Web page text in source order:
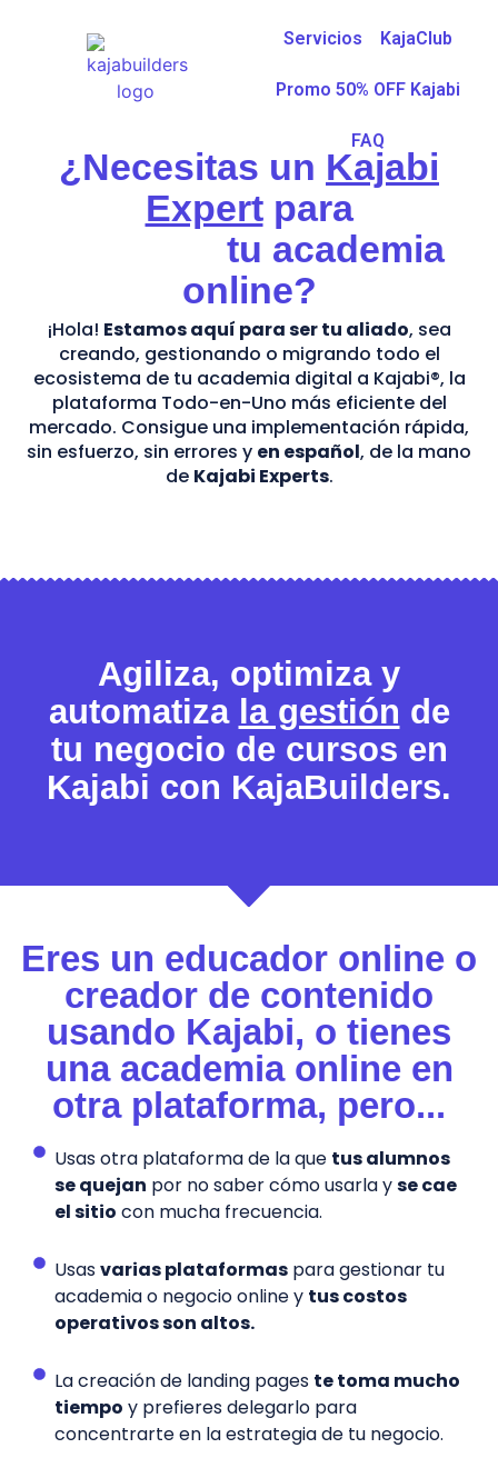
Servicios KajaClub
Promo 50% OFF Kajabi
FAQ
¿Necesitas un Kajabi
Expertpara
tu academia
online?
¡Hola! Estamos aquí para ser tu aliado, sea
creando, gestionando o migrando todo el
ecosistema de tu academia digital a Kajabi®, la
plataforma Todo-en-Uno más eficiente del
mercado. Consigue una implementación rápida,
sin esfuerzo, sin errores y en español, de la mano
de Kajabi Experts.
Agiliza, optimiza y
automatiza la gestión de
tu negocio de cursos en
Kajabi con KajaBuilders.
Eres un educador online o
creador de contenido
usando Kajabi, o tienes
una academia online en
otra plataforma, pero...
Usas otra plataforma de la que tus alumnos
se quejan por no saber cómo usarla yse cae
el sitio con mucha frecuencia.
Usasvarias plataformaspara gestionar tu
academia o negocio online y tus costos
operativos son altos.
La creación de landing pages te toma mucho
tiempo y prefieres delegarlo para
concentrarte en la estrategia de tu negocio.